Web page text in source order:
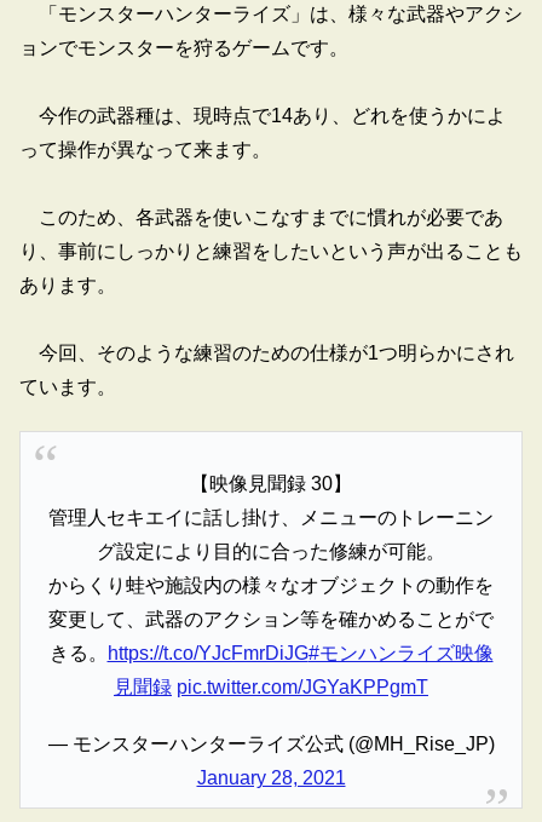
「モンスターハンターライズ」は、様々な武器やアクシ
ョンでモンスターを狩るゲームです。
今作の武器種は、現時点で14あり、どれを使うかによ
って操作が異なって来ます。
このため、各武器を使いこなすまでに慣れが必要であ
り、事前にしっかりと練習をしたいという声が出ることも
あります。
今回、そのような練習のための仕様が1つ明らかにされ
ています。
【映像見聞録 30】
管理人セキエイに話し掛け、メニューのトレーニン
グ設定により目的に合った修練が可能。
からくり蛙や施設内の様々なオブジェクトの動作を
変更して、武器のアクション等を確かめることがで
きる。
https://t.co/YJcFmrDiJG#モンハンライズ映像
見聞録 pic.twitter.com/JGYaKPPgmT
— モンスターハンターライズ公式 (@MH_Rise_JP)
January 28, 2021